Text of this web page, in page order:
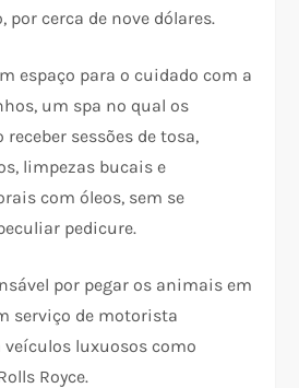
por cerca de nove dólares.
espaço para o cuidado com a
um spa no qual os
sessões de tosa,
limpezas bucais e
com óleos, sem se
pedicure.
por pegar os animais em
serviço de motorista
veículos luxuosos como
Royce.